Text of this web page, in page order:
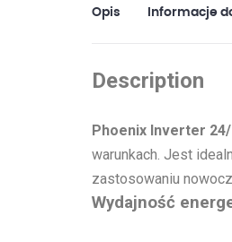
Opis Informacje
Description
Phoenix Inverter
warunkach. Jest
zastosowaniu
Wydajność